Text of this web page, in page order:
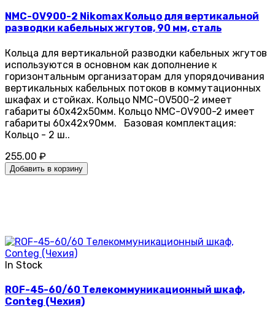
NMC-OV900-2 Nikomax Кольцо для вертикальной
разводки кабельных жгутов, 90 мм, сталь
Кольца для вертикальной разводки кабельных жгутов
используются в основном как дополнение к
горизонтальным организаторам для упорядочивания
вертикальных кабельных потоков в коммутационных
шкафах и стойках. Кольцо NMC-OV500-2 имеет
габариты 60х42х50мм. Кольцо NMC-OV900-2 имеет
габариты 60х42х90мм. Базовая комплектация:
Кольцо - 2 ш..
255.00 ₽
Добавить в корзину
In Stock
ROF-45-60/60 Телекоммуникационный шкаф,
Conteg (Чехия)